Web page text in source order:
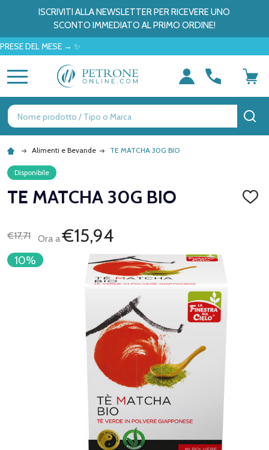
ISCRIVITI ALLA NEWSLETTER PER RICEVERE UNO
SCONTO IMMEDIATO AL PRIMO ORDINE!
MESE → ✨
Ricerca
Alimenti e Bevande TE MATCHA 30G BIO
Disponibile
TE MATCHA 30G BIO
€17,71 Ora a€15,94
10%